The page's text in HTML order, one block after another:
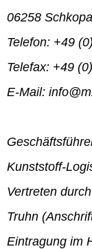
06258
Telefon: +49
Telefax: +49
E-Mail:
Kunststoff-
Vertreten
Truhn
Eintragung im